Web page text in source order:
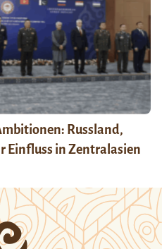
Russland,
Einfluss in Zentralasien